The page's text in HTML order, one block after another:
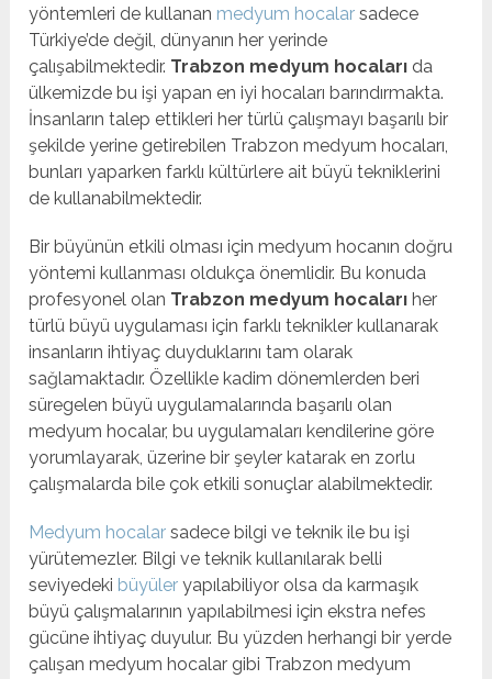
yöntemleri de kullanan medyum hocalar sadece
Türkiye’de değil, dünyanın her yerinde
çalışabilmektedir. Trabzon medyum hocaları da
ülkemizde bu işi yapan en iyi hocaları barındırmakta.
İnsanların talep ettikleri her türlü çalışmayı başarılı bir
şekilde yerine getirebilen Trabzon medyum hocaları,
bunları yaparken farklı kültürlere ait büyü tekniklerini
de kullanabilmektedir.
Bir büyünün etkili olması için medyum hocanın doğru
yöntemi kullanması oldukça önemlidir. Bu konuda
profesyonel olan Trabzon medyum hocaları her
türlü büyü uygulaması için farklı teknikler kullanarak
insanların ihtiyaç duyduklarını tam olarak
sağlamaktadır. Özellikle kadim dönemlerden beri
süregelen büyü uygulamalarında başarılı olan
medyum hocalar, bu uygulamaları kendilerine göre
yorumlayarak, üzerine bir şeyler katarak en zorlu
çalışmalarda bile çok etkili sonuçlar alabilmektedir.
Medyum hocalar sadece bilgi ve teknik ile bu işi
yürütemezler. Bilgi ve teknik kullanılarak belli
seviyedeki büyüler yapılabiliyor olsa da karmaşık
büyü çalışmalarının yapılabilmesi için ekstra nefes
gücüne ihtiyaç duyulur. Bu yüzden herhangi bir yerde
çalışan medyum hocalar gibi Trabzon medyum